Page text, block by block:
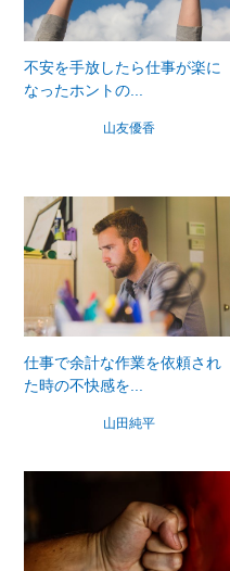
不安を手放したら仕事が楽に
なったホントの...
山友優香
仕事で余計な作業を依頼され
た時の不快感を...
山田純平